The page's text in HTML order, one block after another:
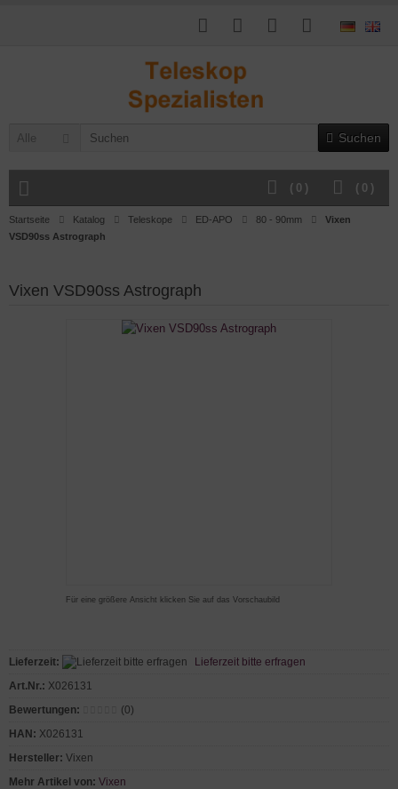
Alle Suchen
( 0 )
( 0 )
Startseite Katalog Teleskope ED-APO 80 - 90mm
Vixen
VSD90ss Astrograph
Vixen VSD90ss Astrograph
Für eine größere Ansicht klicken Sie auf das Vorschaubild
Lieferzeit:
Lieferzeit bitte erfragen
Art.Nr.: X026131
Bewertungen:
(0)
HAN: X026131
Hersteller: Vixen
Mehr Artikel von: Vixen